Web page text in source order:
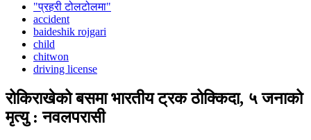
"प्रहरी टोलटोलमा"
accident
baideshik rojgari
child
chitwon
driving license
रोकिराखेको बसमा भारतीय ट्रक ठोक्किदा, ५ जनाको
मृत्यु : नवलपरासी